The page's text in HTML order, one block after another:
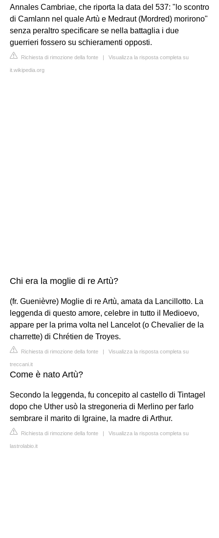
Annales Cambriae, che riporta la data del 537: "lo scontro
di Camlann nel quale Artù e Medraut (Mordred) morirono"
senza peraltro specificare se nella battaglia i due
guerrieri fossero su schieramenti opposti.
Richiesta di rimozione della fonte | Visualizza la risposta completa su
it.wikipedia.org
Chi era la moglie di re Artù?
(fr. Guenièvre) Moglie di re Artù, amata da Lancillotto. La
leggenda di questo amore, celebre in tutto il Medioevo,
appare per la prima volta nel Lancelot (o Chevalier de la
charrette) di Chrétien de Troyes.
Richiesta di rimozione della fonte | Visualizza la risposta completa su
treccani.it
Come è nato Artù?
Secondo la leggenda, fu concepito al castello di Tintagel
dopo che Uther usò la stregoneria di Merlino per farlo
sembrare il marito di Igraine, la madre di Arthur.
Richiesta di rimozione della fonte | Visualizza la risposta completa su
lastrolabio.it